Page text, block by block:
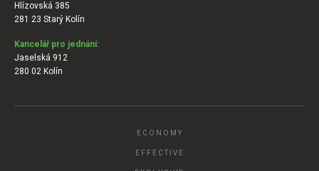
Hlízovská 385
281 23 Starý Kolín
Kancelář pro jednání:
Jaselská 912
280 02 Kolín
ECONOMY
EFFECTIVE